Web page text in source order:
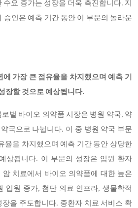
수요 증가는 성장을 더욱 촉진합니다. 지
승인은 예측 기간 동안 이 부문의 놀라운
가장 큰 점유율을 차지했으며 예측 기
장할 것으로 예상됩니다.
벌 바이오 의약품 시장은 병원 약국, 약
국으로 나뉩니다. 이 중 병원 약국 부문
율을 차지했으며 예측 기간 동안 상당한
상됩니다. 이 부문의 성장은 입원 환자
치료에서 바이오 의약품에 대한 높은
입원 증가, 첨단 의료 인프라, 생물학적
을 주도합니다. 중환자 치료 서비스 확